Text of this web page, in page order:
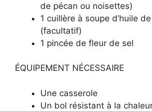
de pécan ou noisettes)
1 cuillère à soupe d’huile
(facultatif)
1 pincée de fleur de sel
ÉQUIPEMENT NÉCESSAIRE
Une casserole
Un bol résistant à la